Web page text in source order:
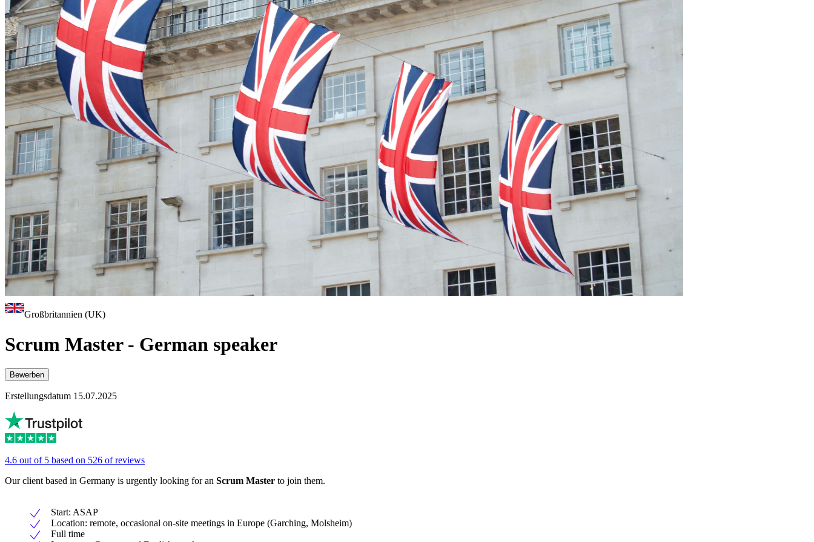
Großbritannien (UK)
Scrum Master - German speaker
Bewerben
Erstellungsdatum 15.07.2025
4.6 out of 5 based on 526 of reviews
Our client based in Germany is urgently looking for an Scrum Master to join them.
Start: ASAP
Location: remote, occasional on-site meetings in Europe (Garching, Molsheim)
Full time